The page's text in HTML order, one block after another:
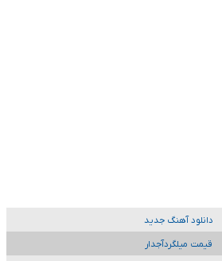
دانلود آهنگ جدید
قیمت میلگردآجدار